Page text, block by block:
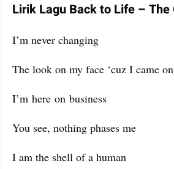
Lirik Lagu Back to Life – The
I’m never changing
The look on my face ‘cuz I came
I’m here on business
You see, nothing phases me
I am the shell of a human